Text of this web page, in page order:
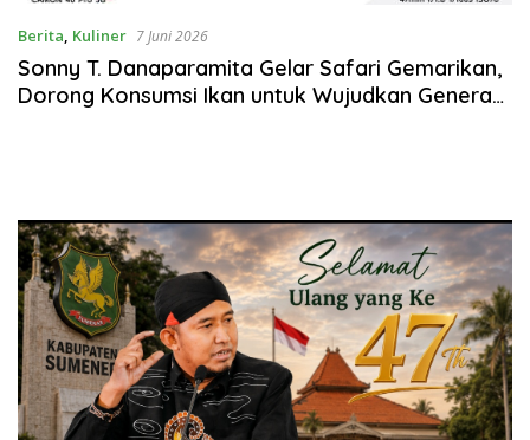
Berita, Kuliner 7 Juni 2026
Sonny T. Danaparamita Gelar Safari Gemarikan,
Dorong Konsumsi Ikan untuk Wujudkan Generasi